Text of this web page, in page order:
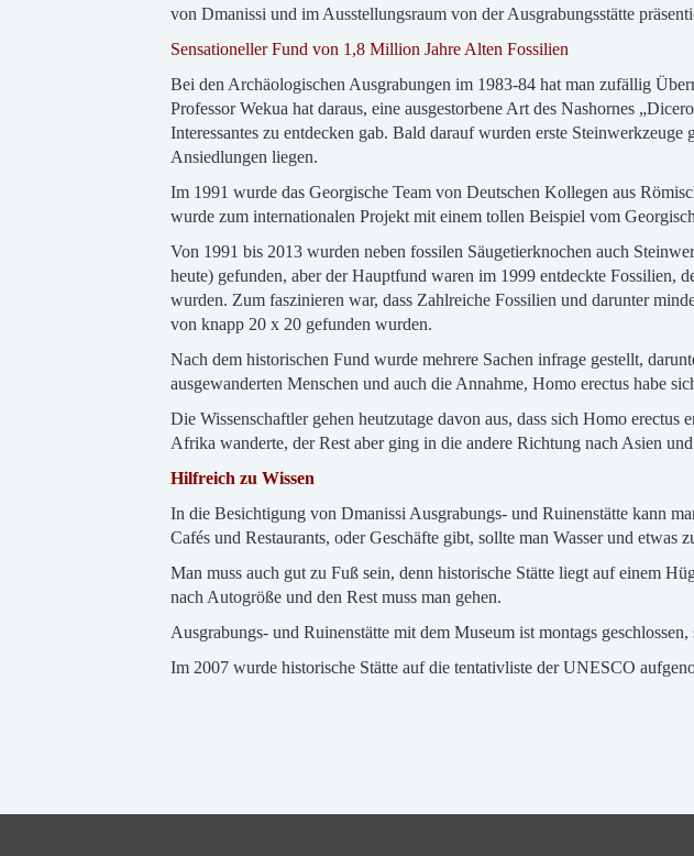
von Dmanissi und im Ausstellungsraum von der Ausgrabungsstätte
Sensationeller Fund von 1,8 Million Jahre Alten Fossilien
Bei den Archäologischen Ausgrabungen im 1983-84 hat man zufällig
Professor Wekua hat daraus, eine ausgestorbene Art des Nashornes
Interessantes zu entdecken gab. Bald darauf wurden erste
Ansiedlungen liegen.
Im 1991 wurde das Georgische Team von Deutschen Kollegen aus
wurde zum internationalen Projekt mit einem tollen Beispiel vom
Von 1991 bis 2013 wurden neben fossilen Säugetierknochen auch
heute) gefunden, aber der Hauptfund waren im 1999 entdeckte
wurden. Zum faszinieren war, dass Zahlreiche Fossilien und darunter
von knapp 20 x 20 gefunden wurden.
Nach dem historischen Fund wurde mehrere Sachen infrage gestellt,
ausgewanderten Menschen und auch die Annahme, Homo erectus habe
Die Wissenschaftler gehen heutzutage davon aus, dass sich Homo
Afrika wanderte, der Rest aber ging in die andere Richtung nach Asien
Hilfreich zu Wissen
In die Besichtigung von Dmanissi Ausgrabungs- und Ruinenstätte kann
Cafés und Restaurants, oder Geschäfte gibt, sollte man Wasser und etwas
Man muss auch gut zu Fuß sein, denn historische Stätte liegt auf einem
nach Autogröße und den Rest muss man gehen.
Ausgrabungs- und Ruinenstätte mit dem Museum ist montags
Im 2007 wurde historische Stätte auf die tentativliste der UNESCO